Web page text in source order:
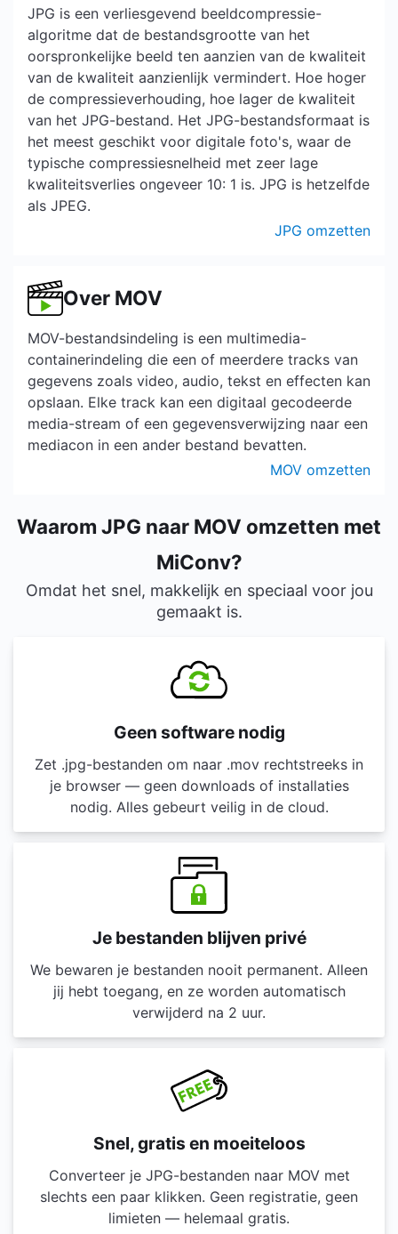
JPG is een verliesgevend beeldcompressie-
algoritme dat de bestandsgrootte van het
oorspronkelijke beeld ten aanzien van de kwaliteit
van de kwaliteit aanzienlijk vermindert. Hoe hoger
de compressieverhouding, hoe lager de kwaliteit
van het JPG-bestand. Het JPG-bestandsformaat is
het meest geschikt voor digitale foto's, waar de
typische compressiesnelheid met zeer lage
kwaliteitsverlies ongeveer 10: 1 is. JPG is hetzelfde
als JPEG.
JPG omzetten
Over MOV
MOV-bestandsindeling is een multimedia-
containerindeling die een of meerdere tracks van
gegevens zoals video, audio, tekst en effecten kan
opslaan. Elke track kan een digitaal gecodeerde
media-stream of een gegevensverwijzing naar een
mediacon in een ander bestand bevatten.
MOV omzetten
Waarom JPG naar MOV omzetten met
MiConv?
Omdat het snel, makkelijk en speciaal voor jou
gemaakt is.
Geen software nodig
Zet .jpg-bestanden om naar .mov rechtstreeks in
je browser — geen downloads of installaties
nodig. Alles gebeurt veilig in de cloud.
Je bestanden blijven privé
We bewaren je bestanden nooit permanent. Alleen
jij hebt toegang, en ze worden automatisch
verwijderd na 2 uur.
Snel, gratis en moeiteloos
Converteer je JPG-bestanden naar MOV met
slechts een paar klikken. Geen registratie, geen
limieten — helemaal gratis.